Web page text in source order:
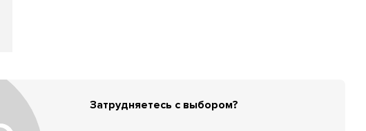
Затрудняетесь с выбором?